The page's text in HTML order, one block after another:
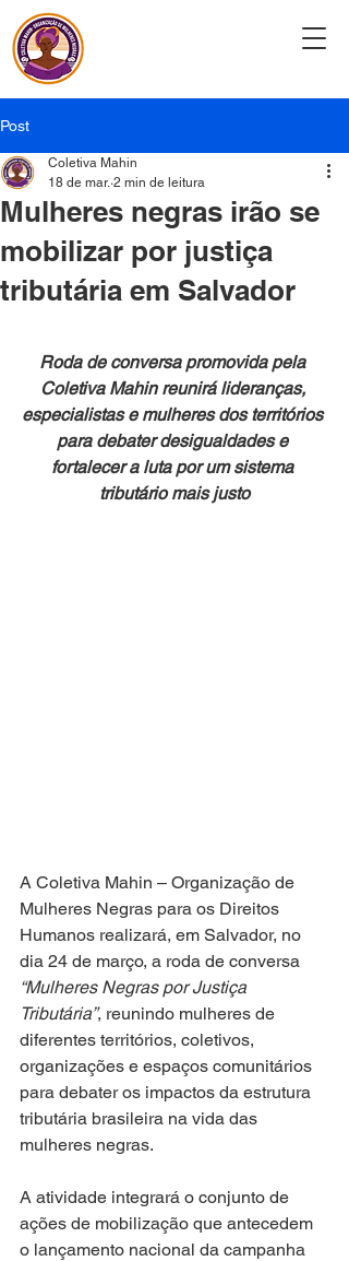
Post
Mulheres negras irão se
mobilizar por justiça
tributária em Salvador
Coletiva Mahin
18 de mar. 2 min de leitura
Roda de conversa promovida pela
Coletiva Mahin reunirá lideranças,
especialistas e mulheres dos territórios
para debater desigualdades e
fortalecer a luta por um sistema
tributário mais justo
A Coletiva Mahin – Organização de
Mulheres Negras para os Direitos
Humanos realizará, em Salvador, no
dia 24 de março, a roda de conversa
“Mulheres Negras por Justiça
Tributária”, reunindo mulheres de
diferentes territórios, coletivos,
organizações e espaços comunitários
para debater os impactos da estrutura
tributária brasileira na vida das
mulheres negras.
A atividade integrará o conjunto de
ações de mobilização que antecedem
o lançamento nacional da campanha